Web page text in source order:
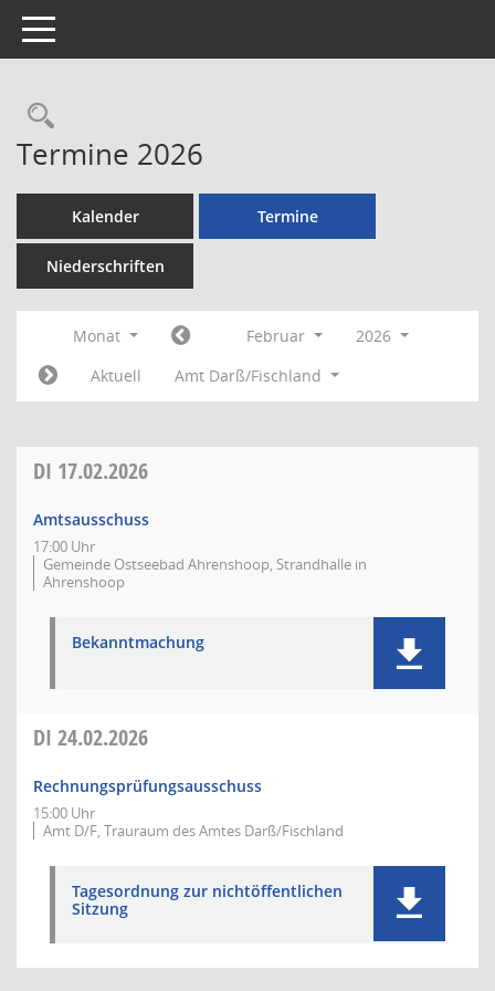
Toggle navigation
Rechercheauswahl
Termine 2026
Kalender Termine
Niederschriften
Monat Februar
2026
Aktuell
Amt Darß/Fischland
DI 17.02.2026
Amtsausschuss
17:00 Uhr
Gemeinde Ostseebad Ahrenshoop, Strandhalle in
Ahrenshoop
Bekanntmachung
DI 24.02.2026
Rechnungsprüfungsausschuss
15:00 Uhr
Amt D/F, Trauraum des Amtes Darß/Fischland
Tagesordnung zur nichtöffentlichen
Sitzung